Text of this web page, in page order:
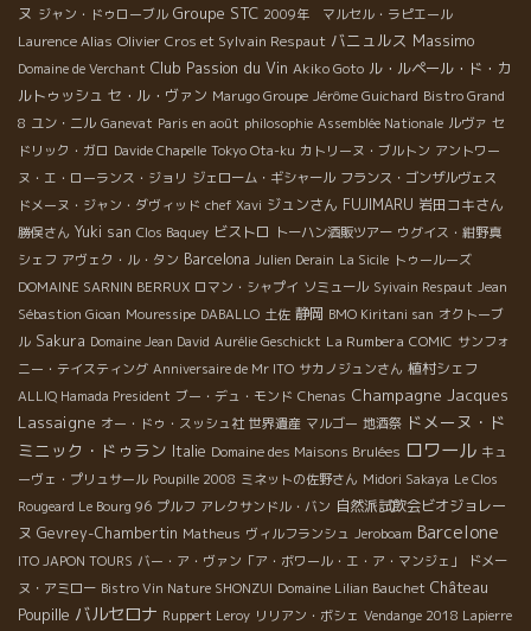
ヌ ジャン・ドゥローブル Groupe STC 2009年 マルセル・ラピエール
Laurence Alias Olivier Cros et Sylvain Respaut バニュルス Massimo
Domaine de Verchant Club Passion du Vin Akiko Goto ル・ルペール・ド・カ
ルトゥッシュ セ・ル・ヴァン Marugo Groupe Jérôme Guichard Bistro Grand
8 ユン・ニル Ganevat Paris en août philosophie Assemblée Nationale ルヴァ セ
ドリック・ガロ Davide Chapelle Tokyo Ota-ku カトリーヌ・ブルトン アントワー
ヌ・エ・ローランス・ジョリ ジェローム・ギシャール フランス・ゴンザルヴェス
ドメーヌ・ジャン・ダヴィッド chef Xavi ジュンさん FUJIMARU 岩田コキさん
勝俣さん Yuki san Clos Baquey ビストロ トーハン酒販ツアー ウグイス・紺野真
シェフ アヴェク・ル・タン Barcelona Julien Derain La Sicile トゥールーズ
DOMAINE SARNIN BERRUX ロマン・シャプイ ソミュール Syivain Respaut Jean
Sébastion Gioan Mouressipe DABALLO 土佐 静岡 BMO Kiritani san オクトーブ
ル Sakura Domaine Jean David Aurélie Geschickt La Rumbera COMIC サンフォ
ニー・テイスティング Anniversaire de Mr ITO サカノジュンさん 植村シェフ
ALLIQ Hamada President ブー・デュ・モンド Chenas Champagne Jacques
Lassaigne オー・ドゥ・スッシュ社 世界遺産 マルゴー 地酒祭 ドメーヌ・ド
ミニック・ドゥラン Italie Domaine des Maisons Brulées ロワール キュ
ーヴェ・プリュサール Poupille 2008 ミネットの佐野さん Midori Sakaya Le Clos
Rougeard Le Bourg 96 プルフ アレクサンドル・バン 自然派試飲会ビオジョレー
ヌ Gevrey-Chambertin Matheus ヴィルフランシュ Jeroboam Barcelone
ITO JAPON TOURS バー・ア・ヴァン「ア・ボワール・エ・ア・マンジェ」
ドメー
ヌ・アミロー Bistro Vin Nature SHONZUI Domaine Lilian Bauchet Château
Poupille バルセロナ Ruppert Leroy リリアン・ボシェ Vendange 2018 Lapierre